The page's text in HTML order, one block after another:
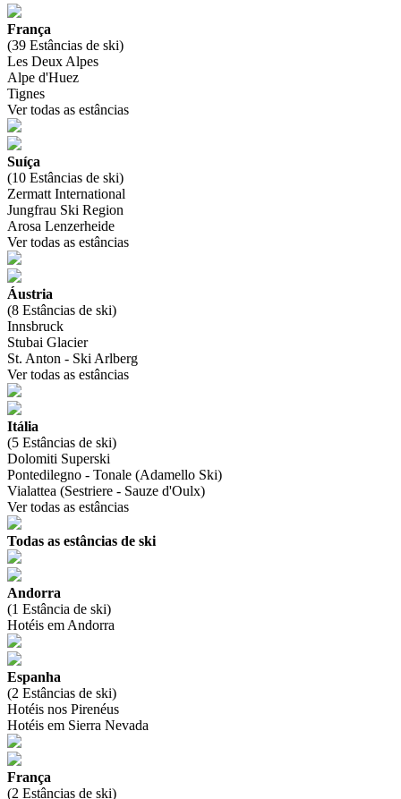
França
(39 Estâncias de ski)
Les Deux Alpes
Alpe d'Huez
Tignes
Ver todas as estâncias
Suíça
(10 Estâncias de ski)
Zermatt International
Jungfrau Ski Region
Arosa Lenzerheide
Ver todas as estâncias
Áustria
(8 Estâncias de ski)
Innsbruck
Stubai Glacier
St. Anton - Ski Arlberg
Ver todas as estâncias
Itália
(5 Estâncias de ski)
Dolomiti Superski
Pontedilegno - Tonale (Adamello Ski)
Vialattea (Sestriere - Sauze d'Oulx)
Ver todas as estâncias
Todas as estâncias de ski
Andorra
(1 Estância de ski)
Hotéis em Andorra
Espanha
(2 Estâncias de ski)
Hotéis nos Pirenéus
Hotéis em Sierra Nevada
França
(2 Estâncias de ski)